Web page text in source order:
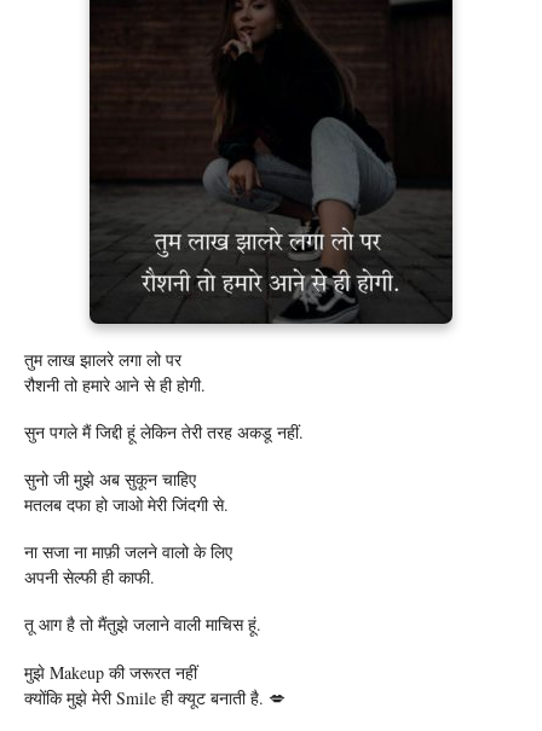
तुम लाख झालरे लगा लो पर
रौशनी तो हमारे आने से ही होगी.
सुन पगले मैं जिद्दी हूं लेकिन तेरी तरह अकडू नहीं.
सुनो जी मुझे अब सुकून चाहिए
मतलब दफा हो जाओ मेरी जिंदगी से.
ना सजा ना माफ़ी जलने वालो के लिए ‎
अपनी सेल्फी ‎ही काफी.
तू आग है तो मैंतुझे जलाने वाली माचिस हूं.
मुझे Makeup की जरूरत नहीं
क्योंकि मुझे मेरी Smile ही क्यूट बनाती है. 💋